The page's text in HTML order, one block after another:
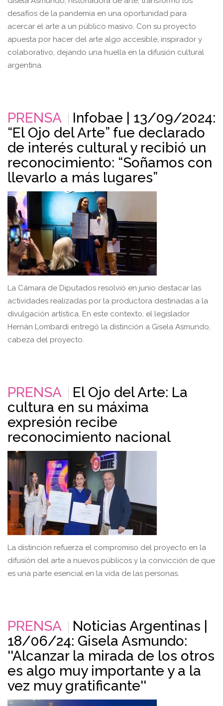
desafíos de la pandemia en una oportunidad para
acercar el arte a un público masivo. Con su proyecto
apuesta por hacer del arte algo accesible, inspirador y
colaborativo, dejando una huella en la difusión cultural
argentina.
PRENSA
Infobae | 13/09/2024:
“El Ojo del Arte” fue declarado
de interés cultural y recibió un
reconocimiento: “Soñamos con
llevarlo a más lugares”
La Cámara de Diputados resolvió en junio destacar las
actividades realizadas por la productora destinadas a la
divulgación artística. En este contexto, el legislador
Hernán Lombardi entregó la distinción a Gisela Asmundo,
cabeza del proyecto.
PRENSA
El Ojo del Arte: La
cultura en su máxima
expresión recibe
reconocimiento nacional
La distinción refuerza el compromiso del proyecto en la
difusión del arte a nuevos públicos y la convicción de que
es una parte esencial en la vida de las personas.
PRENSA
Noticias Argentinas |
18/06/24: Gisela Asmundo:
''Alcanzar la mirada de los otros
es algo muy importante y a la
vez muy gratificante''